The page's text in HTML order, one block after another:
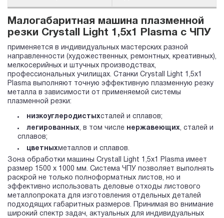
Малогабаритная машина плазменной
резки Crystall Light 1,5х1 Plasma с ЧПУ
применяется в индивидуальных мастерских разной
направленности (художественных, ремонтных, креативных),
мелкосерийных и штучных производствах,
профессиональных училищах. Станки Crystall Light 1,5х1
Plasma выполняют точную эффективную плазменную резку
металла в зависимости от применяемой системы
плазменной резки:
низкоуглеродистыхсталей и сплавов;
легированных, в том числе нержавеющих, сталей и
сплавов;
цветныхметаллов и сплавов.
Зона обработки машины Crystall Light 1,5х1 Plasma имеет
размер 1500 х 1000 мм. Система ЧПУ позволяет выполнять
раскрой не только полноформатных листов, но и
эффективно использовать деловые отходы листового
металлопроката для изготовления отдельных деталей
подходящих габаритных размеров. Принимая во внимание
широкий спектр задач, актуальных для индивидуальных